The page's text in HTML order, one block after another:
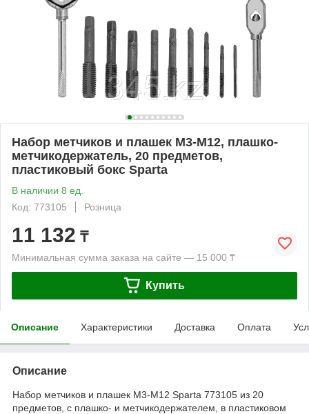
Набор метчиков и плашек М3-М12, плашко-
метчикодержатель, 20 предметов,
пластиковый бокс Sparta
В наличии 8 ед.
Код: 773105
Розница
11 132 ₸
Минимальная сумма заказа на сайте — 15 000 ₸
Купить
Описание Характеристики Доставка Оплата
Описание
Набор метчиков и плашек М3-М12 Sparta 773105 из 20
предметов, с плашко- и метчикодержателем, в пластиковом